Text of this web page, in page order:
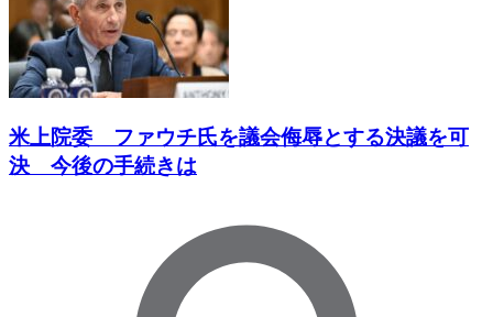
米上院委 ファウチ氏を議会侮辱とする決議を可
決 今後の手続きは